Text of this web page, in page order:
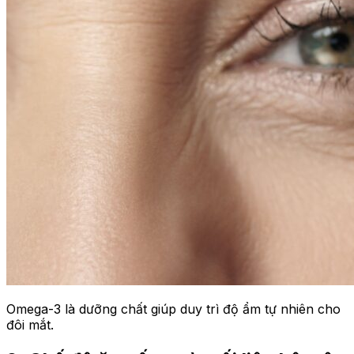
Omega-3 là dưỡng chất giúp duy trì độ ẩm tự nhiên cho
đôi mắt.